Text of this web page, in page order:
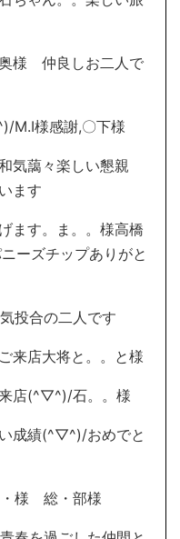
様 仲良しお二人で
M.I様感謝,〇下様
気藹々楽しい懇親
ます
ます。ま。。様高橋
ーズチップありがと
投合の二人です
来店大将と。。と様
店(^▽^)/石。。様
成績(^▽^)/おめでと
様 総・部様